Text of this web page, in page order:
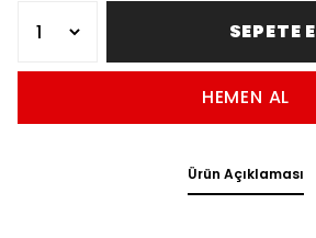
SEPETE
HEMEN AL
Ürün Açıklaması